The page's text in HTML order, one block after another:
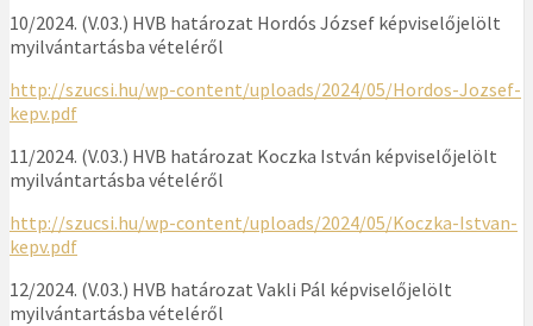
10/2024. (V.03.) HVB határozat Hordós József képviselőjelölt
myilvántartásba vételéről
http://szucsi.hu/wp-content/uploads/2024/05/Hordos-Jozsef-
kepv.pdf
11/2024. (V.03.) HVB határozat Koczka István képviselőjelölt
myilvántartásba vételéről
http://szucsi.hu/wp-content/uploads/2024/05/Koczka-Istvan-
kepv.pdf
12/2024. (V.03.) HVB határozat Vakli Pál képviselőjelölt
myilvántartásba vételéről